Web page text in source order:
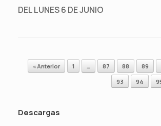
DEL LUNES 6 DE JUNIO
Navegador de artículos
« Anterior 1 … 87 88 89
93
94
Descargas